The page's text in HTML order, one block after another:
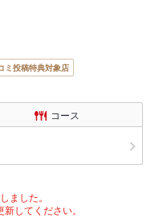
ミ投稿特典対象店
コース
ました。
してください。